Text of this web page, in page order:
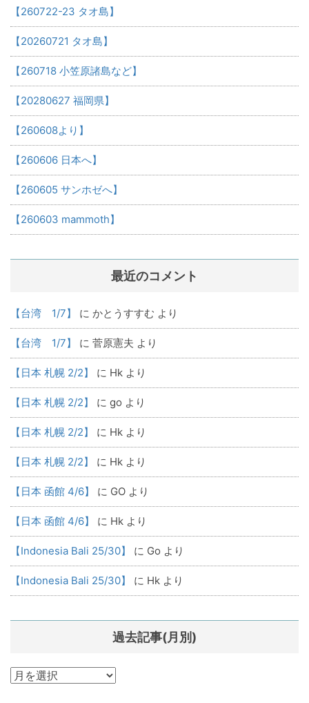
【260722-23 タオ島】
【20260721 タオ島】
【260718 小笠原諸島など】
【20280627 福岡県】
【260608より】
【260606 日本へ】
【260605 サンホゼへ】
【260603 mammoth】
最近のコメント
【台湾 1/7】 に かとうすすむ より
【台湾 1/7】 に 菅原憲夫 より
【日本 札幌 2/2】 に Hk より
【日本 札幌 2/2】 に go より
【日本 札幌 2/2】 に Hk より
【日本 札幌 2/2】 に Hk より
【日本 函館 4/6】 に GO より
【日本 函館 4/6】 に Hk より
【Indonesia Bali 25/30】 に Go より
【Indonesia Bali 25/30】 に Hk より
過去記事(月別)
過